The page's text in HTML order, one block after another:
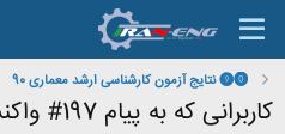
⓿❾ نتایج آزمون کارشناسی ارشد معماری 90
کاربرانی که به پیام 197# واکنش نشان داده اند